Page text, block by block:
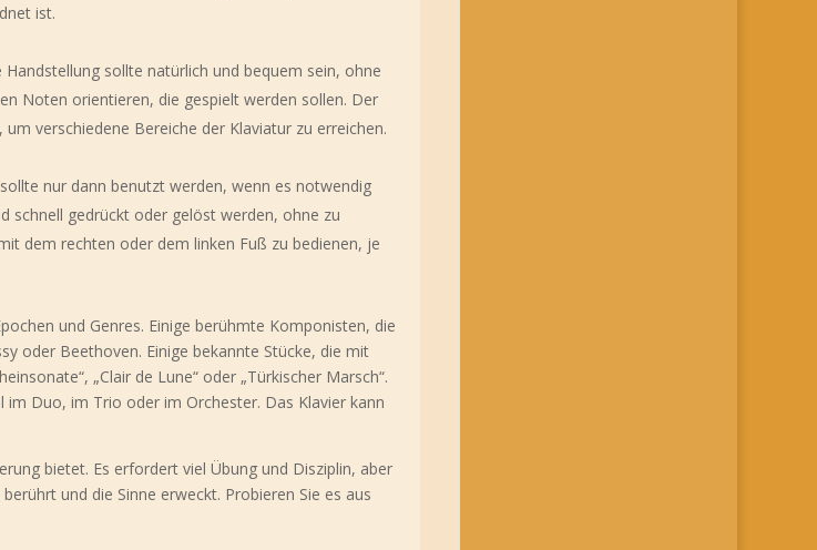
ist.
sollte natürlich und bequem sein, ohne
Noten orientieren, die gespielt werden sollen. Der
verschiedene Bereiche der Klaviatur zu erreichen.
nur dann benutzt werden, wenn es notwendig
schnell gedrückt oder gelöst werden, ohne zu
dem rechten oder dem linken Fuß zu bedienen, je
und Genres. Einige berühmte Komponisten, die
oder Beethoven. Einige bekannte Stücke, die mit
„Clair de Lune“ oder „Türkischer Marsch“.
im Duo, im Trio oder im Orchester. Das Klavier kann
bietet. Es erfordert viel Übung und Disziplin, aber
und die Sinne erweckt. Probieren Sie es aus